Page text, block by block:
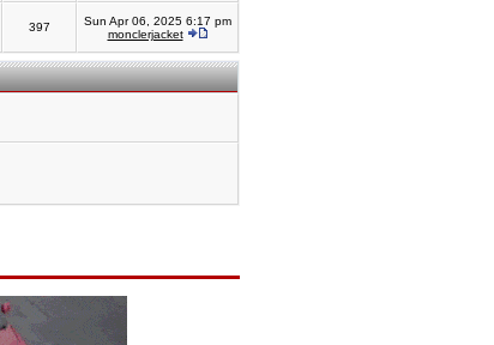
397
Sun Apr 06, 2025 6:17 pm
monclerjacket